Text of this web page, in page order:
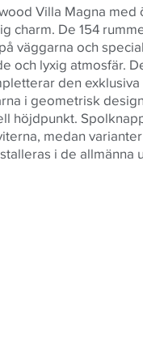
Villa Magna
charm. De 154
väggarna och
och lyxig atmosfär.
den
i geometrisk
höjdpunkt.
medan
i de allmänna